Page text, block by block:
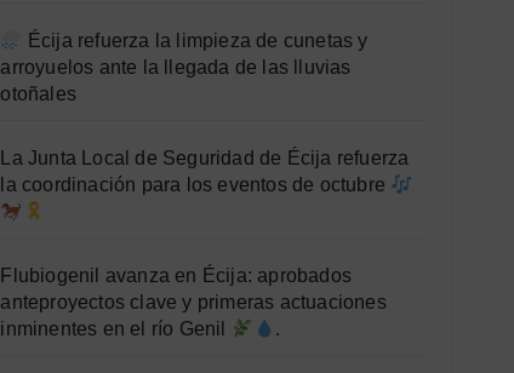
Écija refuerza la limpieza de cunetas y
arroyuelos ante la llegada de las lluvias
otoñales
La Junta Local de Seguridad de Écija refuerza
la coordinación para los eventos de octubre
Flubiogenil avanza en Écija: aprobados
anteproyectos clave y primeras actuaciones
inminentes en el río Genil
.